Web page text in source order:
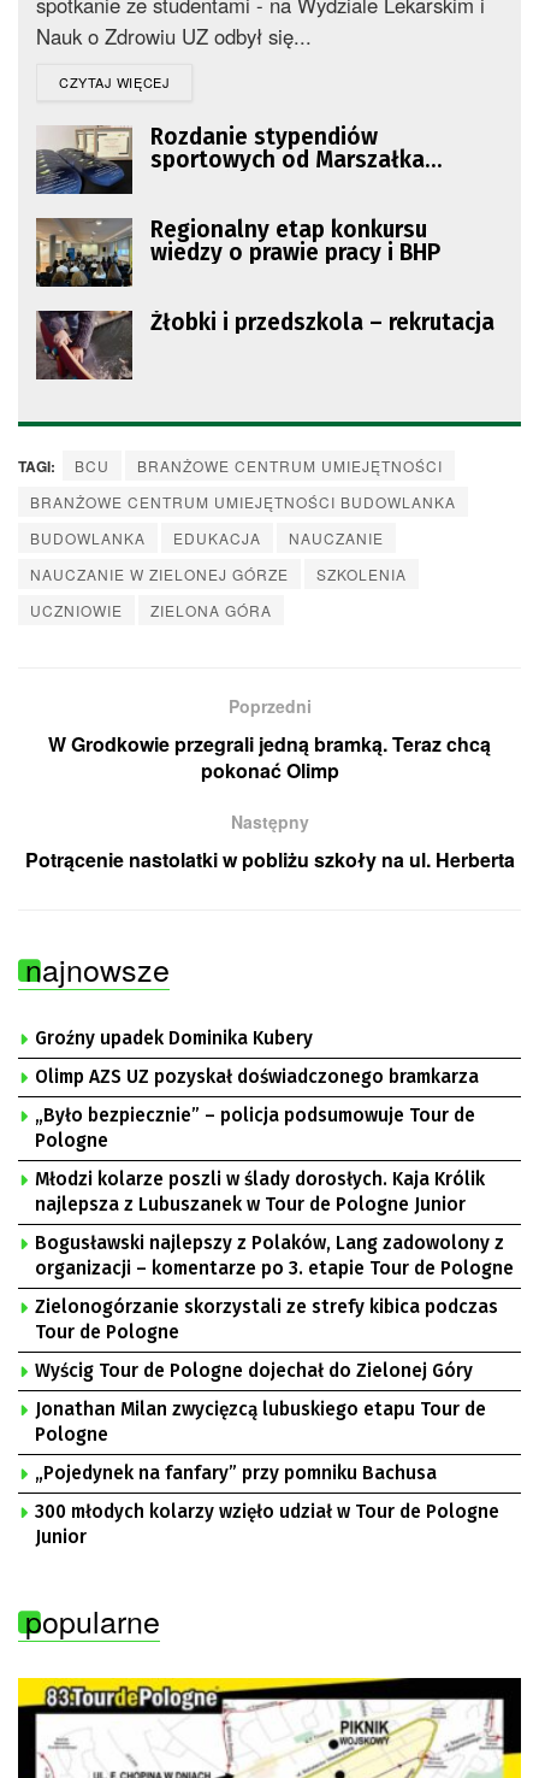
Nauk o Zdrowiu UZ odbył się...
CZYTAJ WIĘCEJ
Rozdanie stypendiów
sportowych od Marszałka
Regionalny etap konkursu
wiedzy o prawie pracy i BHP
Żłobki i przedszkola – rekrutacja
TAGI: BCU
BRANŻOWE CENTRUM UMIEJĘTNOŚCI
BRANŻOWE CENTRUM UMIEJĘTNOŚCI BUDOWLANKA
BUDOWLANKA
EDUKACJA
NAUCZANIE
NAUCZANIE W ZIELONEJ GÓRZE
SZKOLENIA
UCZNIOWIE
ZIELONA GÓRA
Poprzedni
W Grodkowie przegrali jedną bramką. Teraz chcą
pokonać Olimp
Następny
Potrącenie nastolatki w pobliżu szkoły na ul. Herberta
najnowsze
Groźny upadek Dominika Kubery
Olimp AZS UZ pozyskał doświadczonego bramkarza
„Było bezpiecznie” – policja podsumowuje Tour de
Pologne
Młodzi kolarze poszli w ślady dorosłych. Kaja Królik
najlepsza z Lubuszanek w Tour de Pologne Junior
Bogusławski najlepszy z Polaków, Lang zadowolony z
organizacji – komentarze po 3. etapie Tour de Pologne
Zielonogórzanie skorzystali ze strefy kibica podczas
Tour de Pologne
Wyścig Tour de Pologne dojechał do Zielonej Góry
Jonathan Milan zwycięzcą lubuskiego etapu Tour de
Pologne
„Pojedynek na fanfary” przy pomniku Bachusa
300 młodych kolarzy wzięło udział w Tour de Pologne
Junior
popularne